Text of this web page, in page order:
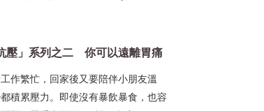
壓」系列之二 你可以遠離胃痛
作繁忙，回家後又要陪伴小朋友溫
積累壓力。即使沒有暴飲暴食，也容